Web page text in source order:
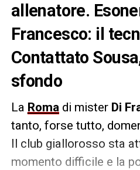
allenatore.
Francesco: il
Contattato
sfondo
La Romadi mister Di
tanto, forse tutto,
Il club giallorosso sta
momento difficile e la